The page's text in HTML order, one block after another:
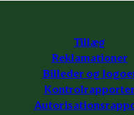
Tillæg
Reklamationer
Billeder og
Kontrolrapporter